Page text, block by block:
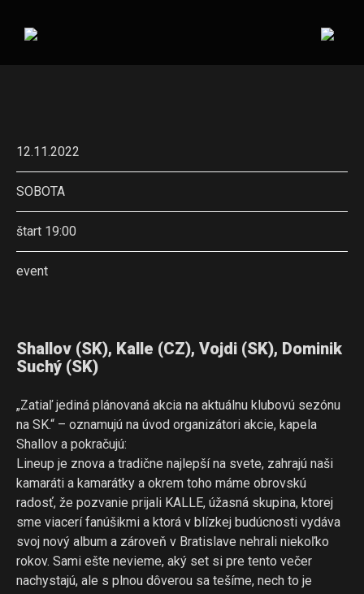
12.11.2022
SOBOTA
štart 19:00
event
Shallov (SK), Kalle (CZ), Vojdi (SK), Dominik
Suchý (SK)
„Zatiaľ jediná plánovaná akcia na aktuálnu klubovú sezónu
na SK.“ – oznamujú na úvod organizátori akcie, kapela
Shallov a pokračujú:
Lineup je znova a tradične najlepší na svete, zahrajú naši
kamaráti a kamarátky a okrem toho máme obrovskú
radosť, že pozvanie prijali KALLE, úžasná skupina, ktorej
sme viacerí fanúšikmi a ktorá v blízkej budúcnosti vydáva
svoj nový album a zároveň v Bratislave nehrali niekoľko
rokov. Sami ešte nevieme, aký set si pre tento večer
nachystajú, ale s plnou dôverou sa tešíme, nech to je